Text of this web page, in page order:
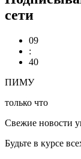
сети
09
:
40
ПИМУ
только что
Свежие новости
Будьте в курсе